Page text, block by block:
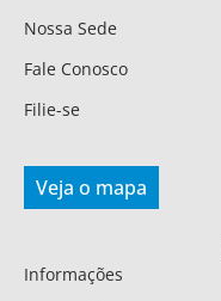
Nossa Sede
Fale Conosco
Filie-se
Veja o mapa
Informações